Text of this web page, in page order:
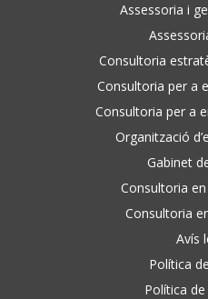
Assessoria i
Consultoria
Consultoria per a
Consultoria per a
Organització
Gabinet
Consultoria
Consultoria
Avís
Política
Política